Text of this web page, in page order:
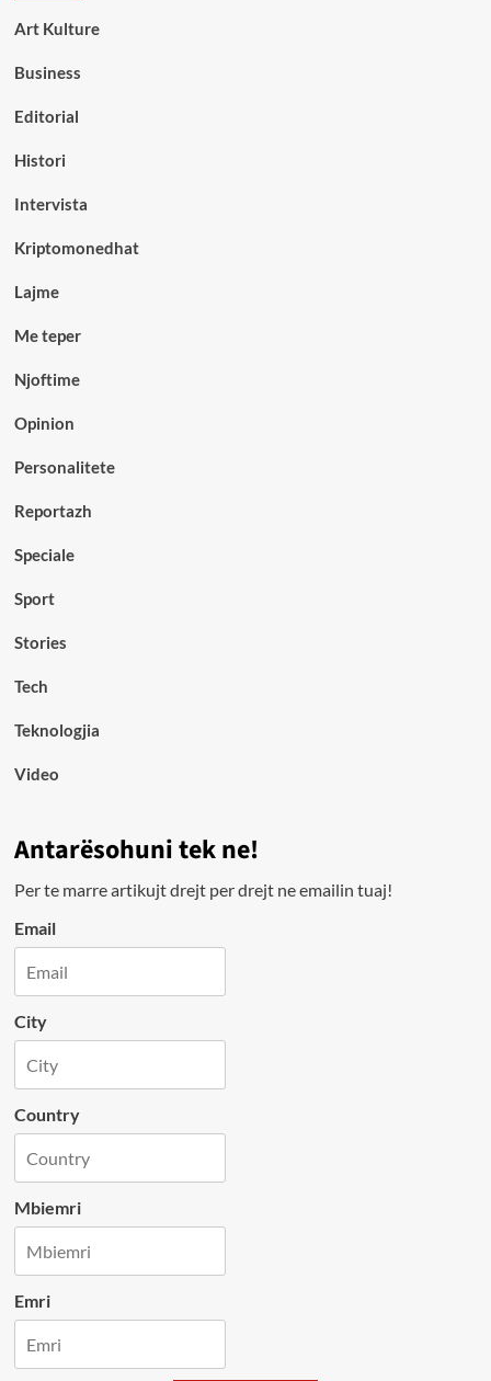
Art Kulture
Business
Editorial
Histori
Intervista
Kriptomonedhat
Lajme
Me teper
Njoftime
Opinion
Personalitete
Reportazh
Speciale
Sport
Stories
Tech
Teknologjia
Video
Antarësohuni tek ne!
Per te marre artikujt drejt per drejt ne emailin tuaj!
Email
City
Country
Mbiemri
Emri